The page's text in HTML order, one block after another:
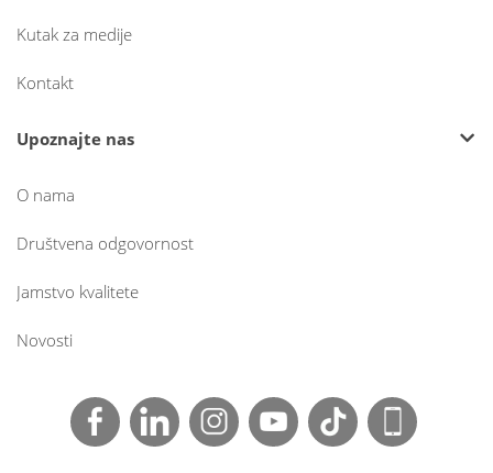
Kutak za medije
Kontakt
Upoznajte nas
O nama
Društvena odgovornost
Jamstvo kvalitete
Novosti